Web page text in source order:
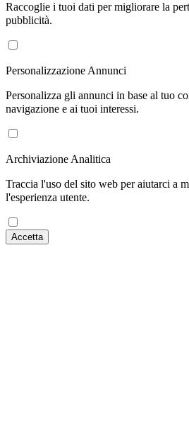
Raccoglie i tuoi dati per migliorare la
pubblicità.
Personalizzazione Annunci
Personalizza gli annunci in base al tuo
navigazione e ai tuoi interessi.
Archiviazione Analitica
Traccia l'uso del sito web per aiutarci a
l'esperienza utente.
Accetta